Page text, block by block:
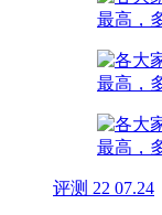
评测 22 07.24